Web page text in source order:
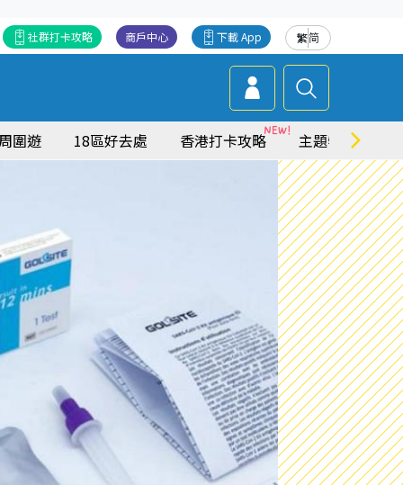
繁简
下載 App
商戶中心
社群打卡攻略
圍遊 18區好去處 香港打卡攻略 主題特集